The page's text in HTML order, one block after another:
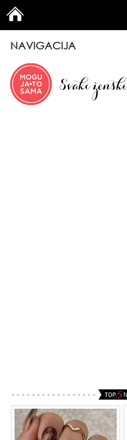
NAVIGACIJA